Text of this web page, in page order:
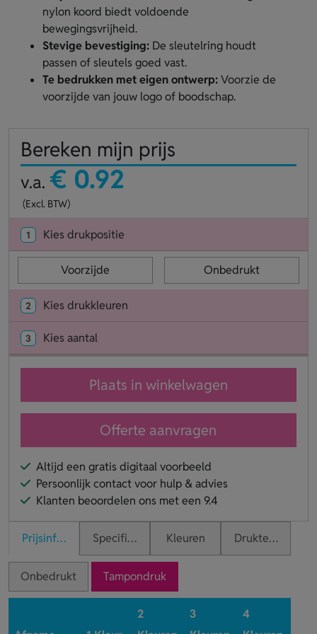
nylon koord biedt voldoende
bewegingsvrijheid.
Stevige bevestiging: De sleutelring houdt
passen of sleutels goed vast.
Te bedrukken met eigen ontwerp:Voorzie de
voorzijde van jouw logo of boodschap.
Bereken mijn prijs
v.a. € 0.92
(Excl. BTW)
1 Kies drukpositie
Voorzijde Onbedrukt
2 Kies drukkleuren
3 Kies aantal
Plaats in winkelwagen
Offerte aanvragen
Altijd een gratis digitaal voorbeeld
Persoonlijk contact voor hulp & advies
Klanten beoordelen ons met een 9.4
PrijsinformatieSpecificaties Kleuren Druktechnieken
Onbedrukt Tampondruk
2
3
4